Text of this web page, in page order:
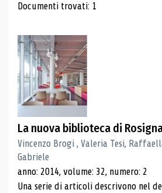
Risultati di
Documenti trovati: 1
La nuova biblioteca di
Vincenzo Brogi , Valeria Tesi,
Gabriele
anno: 2014, volume: 32, numero: 2
Una serie di articoli descrivono nel